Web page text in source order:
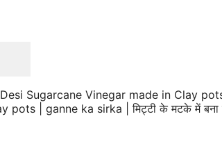
Desi Sugarcane Vinegar made in Clay